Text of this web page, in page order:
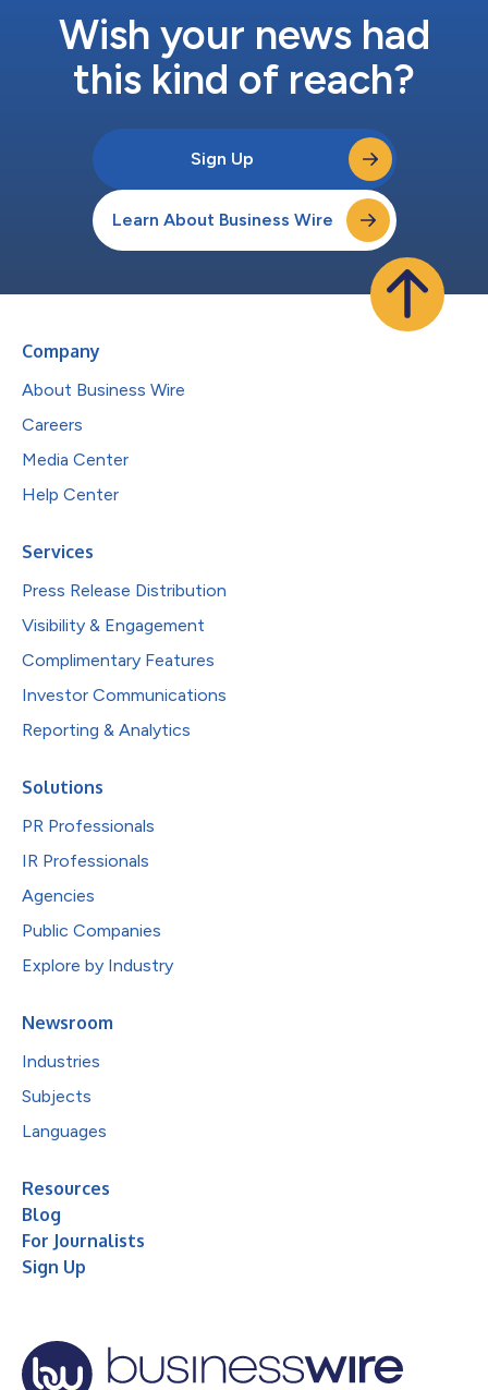
Wish your news had
this kind of reach?
Sign Up
Learn About Business Wire
Company
About Business Wire
Careers
Media Center
Help Center
Services
Press Release Distribution
Visibility & Engagement
Complimentary Features
Investor Communications
Reporting & Analytics
Solutions
PR Professionals
IR Professionals
Agencies
Public Companies
Explore by Industry
Newsroom
Industries
Subjects
Languages
Resources
Blog
For Journalists
Sign Up